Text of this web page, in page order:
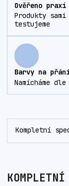
Ověřeno praxí
Produkty sami
testujeme
Barvy na
Namícháme
Kompletní